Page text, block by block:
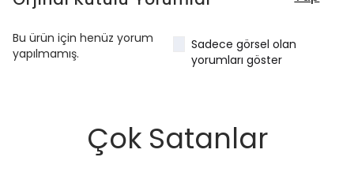
Bu ürün için henüz yorum
yapılmamış.
Sadece görsel olan
yorumları göster
Çok Satanlar